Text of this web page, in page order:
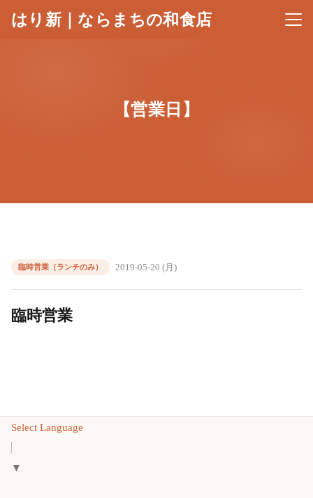
はり新｜ならまちの和食店 メニ
【営業日】
臨時営業（ランチのみ） 2019-05-20 (月)
臨時営業
Select Language
▼